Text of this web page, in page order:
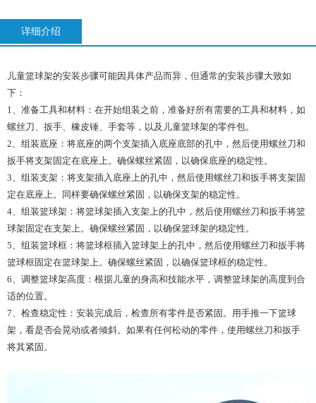
详细介绍
儿童篮球架的安装步骤可能因具体产品而异，但通常的安装步骤大致如
下：
1、准备工具和材料：在开始组装之前，准备好所有需要的工具和材料，如
螺丝刀、扳手、橡皮锤、手套等，以及儿童篮球架的零件包。
2、组装底座：将底座的两个支架插入底座底部的孔中，然后使用螺丝刀和
扳手将支架固定在底座上。确保螺丝紧固，以确保底座的稳定性。
3、组装支架：将支架插入底座上的孔中，然后使用螺丝刀和扳手将支架固
定在底座上。同样要确保螺丝紧固，以确保支架的稳定性。
4、组装篮球架：将篮球架插入支架上的孔中，然后使用螺丝刀和扳手将篮
球架固定在支架上。确保螺丝紧固，以确保篮球架的稳定性。
5、组装篮球框：将篮球框插入篮球架上的孔中，然后使用螺丝刀和扳手将
篮球框固定在篮球架上。确保螺丝紧固，以确保篮球框的稳定性。
6、调整篮球架高度：根据儿童的身高和技能水平，调整篮球架的高度到合
适的位置。
7、检查稳定性：安装完成后，检查所有零件是否紧固。用手推一下篮球
架，看是否会晃动或者倾斜。如果有任何松动的零件，使用螺丝刀和扳手
将其紧固。